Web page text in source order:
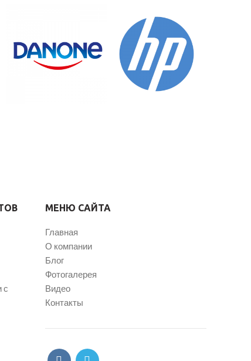
с
МЕНЮ САЙТА
Главная
О компании
Блог
Фотогалерея
Видео
Контакты